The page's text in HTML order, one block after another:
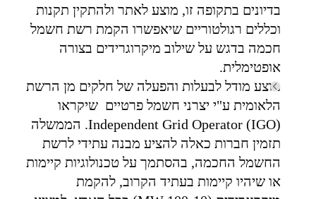
בדיונים בתקופה זו, מוצע לאתר ולהתקין תקנות
וכללים רגולטוריים שיאפשרו הקמת רשת חשמל
חכמה בדגש על שילוב מיקרוגרידים בצורה
אופטימלית.
מוצע מודל לבעלות והפעלה של חלקים מן הרשת
הלאומית ע"י יצרני חשמל פרטיים שיקראו
Independent Grid Operator (IGO). הממשלה
תזמין חברות כאלה להציע מבנה עתידי לרשת
החשמל החכמה, בהסתמך על טכנולוגיות קיימות
או שיהיו קיימות בעתיד הקרוב, להקמת